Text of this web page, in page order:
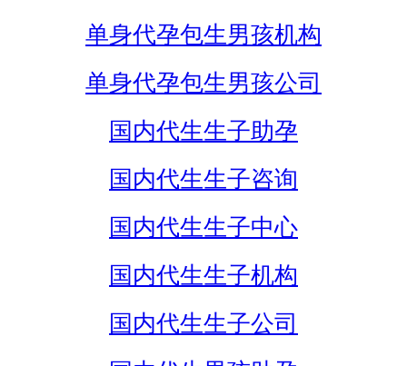
单身代孕包生男孩机构
单身代孕包生男孩公司
国内代生生子助孕
国内代生生子咨询
国内代生生子中心
国内代生生子机构
国内代生生子公司